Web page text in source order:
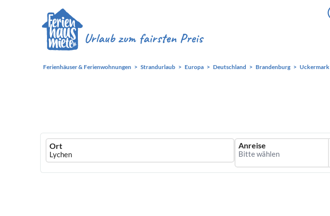
Ferienhäuser & Ferienwohnungen Strandurlaub Europa Deutschland Brandenburg Uckermark
Ferienhausmiete
logo
Ort Anreise